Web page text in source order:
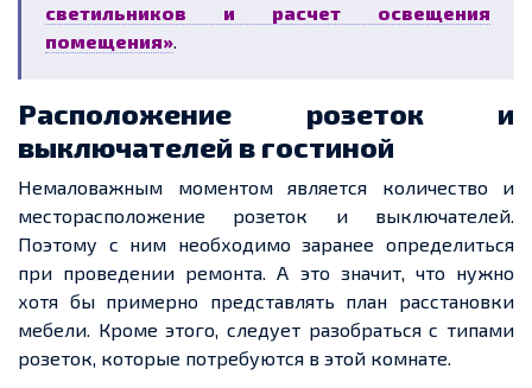
светильников и расчет освещения
помещения».
Расположение розеток и
выключателей в гостиной
Немаловажным моментом является количество и
месторасположение розеток и выключателей.
Поэтому с ним необходимо заранее определиться
при проведении ремонта. А это значит, что нужно
хотя бы примерно представлять план расстановки
мебели. Кроме этого, следует разобраться с типами
розеток, которые потребуются в этой комнате.